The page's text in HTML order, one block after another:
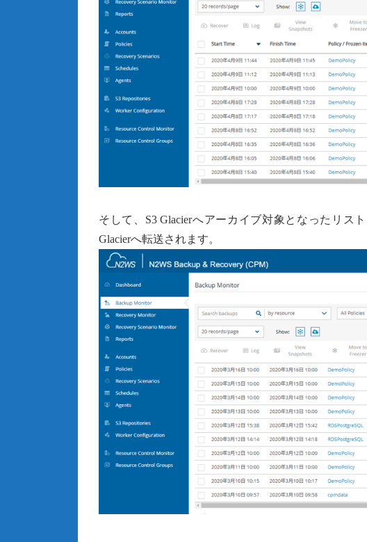
そして、S3 Glacierへアーカイブ対象となったリス
Glacierへ転送されます。